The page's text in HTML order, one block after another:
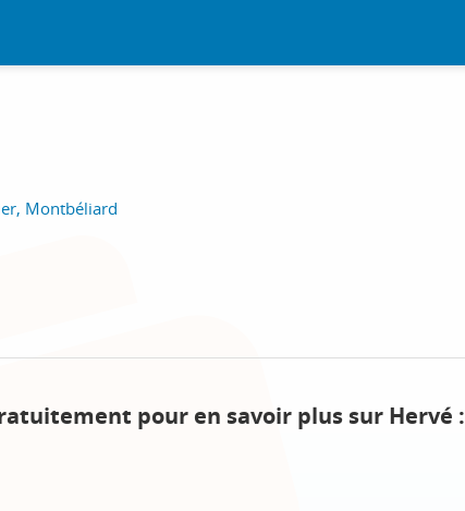
Montbéliard
pour en savoir plus sur Hervé :